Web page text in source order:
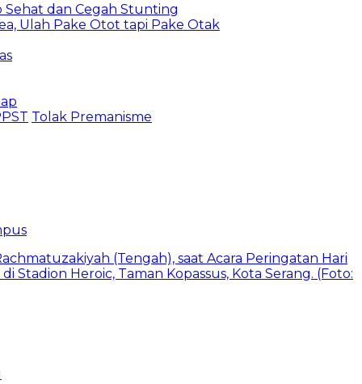
Sehat dan Cegah Stunting
Ulah Pake Otot tapi Pake Otak
Tolak Premanisme